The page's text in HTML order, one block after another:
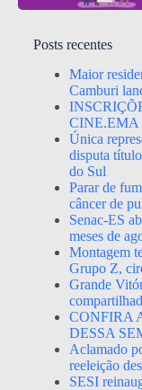
Posts recentes
Maior
Camburi
CINE.EMA
Única
disputa
do Sul
Parar de
câncer de
Senac-ES
meses de
Montagem
Grupo Z,
Grande
CONFIRA
DESSA
Aclamado
reeleição
SESI